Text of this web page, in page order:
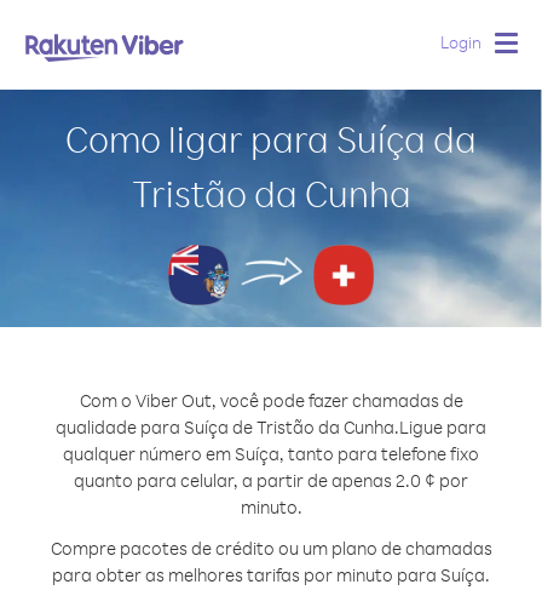
Login
Como ligar para Suíça da
Tristão da Cunha
Com o Viber Out, você pode fazer chamadas de
qualidade para Suíça de Tristão da Cunha.Ligue para
qualquer número em Suíça, tanto para telefone fixo
quanto para celular, a partir de apenas 2.0 ¢ por
minuto.
Compre pacotes de crédito ou um plano de chamadas
para obter as melhores tarifas por minuto para Suíça.